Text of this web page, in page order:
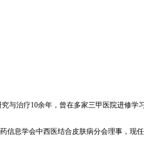
与治疗10余年，曾在多家三甲医院进修学
信息学会中西医结合皮肤病分会理事，现